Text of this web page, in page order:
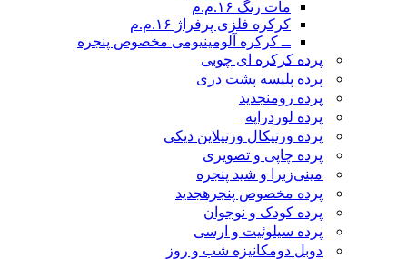
مات رنگ ۱۶.م.م
کرکره فلزی پرفراژ ۱۶.م.م
ــ کرکره آلومینیومی مخصوص پنجره
پرده کرکره ای چوبی
پرده پلیسه پشت دری
پرده رومنجدید
پرده لوردراپه
پرده ورتیکال ورتیلاین دیکی
پرده چاپی و تصویری
مینی‌زبرا و شید پنجره
پرده مخصوص پنجرهجدید
پرده کودک و نوجوان
پرده سیلوئیت و ارسی
دوبل دومکانیزه شب و روز